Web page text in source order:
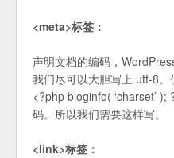
<meta>标签：
声明文档的编码，
我们尽可以大胆写上 utf-8
<?php bloginfo( ‘charset’
码。所以我们需要这样写。
<link>标签：